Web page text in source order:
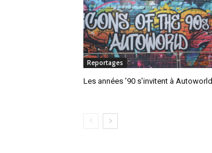
Reportages
Les années ’90 s’invitent à Autoworld